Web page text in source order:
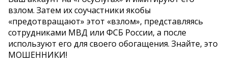
взлом. Затем их соучастники якобы
«предотвращают» этот «взлом», представляясь
сотрудниками МВД или ФСБ России, а после
используют его для своего обогащения. Знайте, это
МОШЕННИКИ!